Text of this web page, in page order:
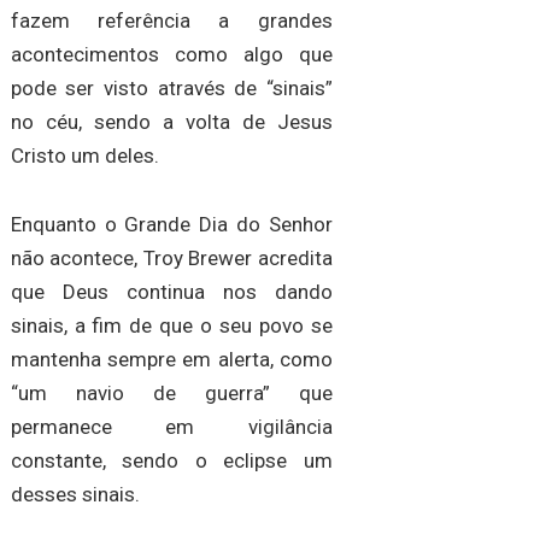
fazem referência a grandes
acontecimentos como algo que
pode ser visto através de “sinais”
no céu, sendo a volta de Jesus
Cristo um deles.
Enquanto o Grande Dia do Senhor
não acontece, Troy Brewer acredita
que Deus continua nos dando
sinais, a fim de que o seu povo se
mantenha sempre em alerta, como
“um navio de guerra” que
permanece em vigilância
constante, sendo o eclipse um
desses sinais.